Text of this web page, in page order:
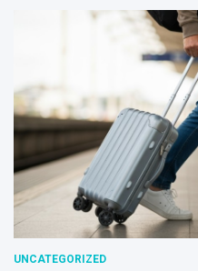
UNCATEGORIZED